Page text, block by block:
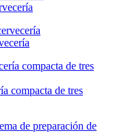
compacta de tres